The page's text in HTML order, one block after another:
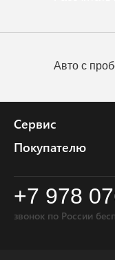
Авто с
Сервис
Покупателю
+7 978
звонок по России